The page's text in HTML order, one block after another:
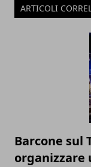
ARTICOLI
Barcone sul
organizzare